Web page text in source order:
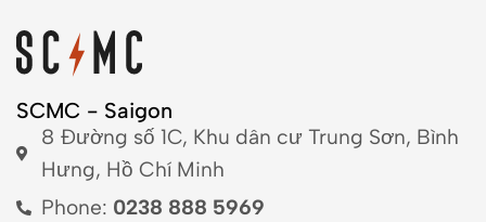
SCMC - Saigon
8 Đường số 1C, Khu dân cư Trung Sơn, Bình
Hưng, Hồ Chí Minh
Phone: 0238 888 5969